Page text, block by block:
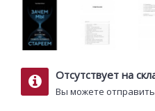
Отсутствует на
Вы можете отправить